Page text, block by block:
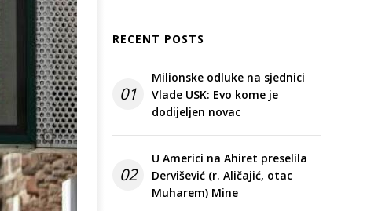
RECENT POSTS
01
Milionske odluke na sjednici
Vlade USK: Evo kome je
dodijeljen novac
02
U Americi na Ahiret preselila
Dervišević (r. Aličajić, otac
Muharem) Mine